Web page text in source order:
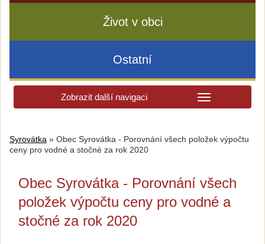
Život v obci
Ostatní
Zobrazit další navigaci
Syrovátka » Obec Syrovátka - Porovnání všech položek výpočtu
ceny pro vodné a stočné za rok 2020
Obec Syrovátka - Porovnání všech
položek výpočtu ceny pro vodné a
stočné za rok 2020